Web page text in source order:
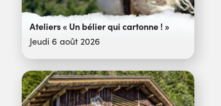
Ateliers « Un bélier qui cartonne ! »
Jeudi 6 août 2026